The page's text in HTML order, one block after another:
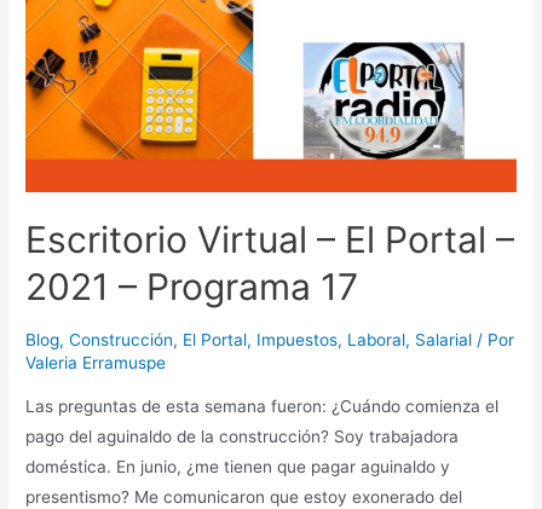
Escritorio Virtual – El Portal –
2021 – Programa 17
Blog,Construcción, El Portal, Impuestos, Laboral, Salarial / Por
Valeria Erramuspe
Las preguntas de esta semana fueron: ¿Cuándo comienza el
pago del aguinaldo de la construcción? Soy trabajadora
doméstica. En junio, ¿me tienen que pagar aguinaldo y
presentismo? Me comunicaron que estoy exonerado del